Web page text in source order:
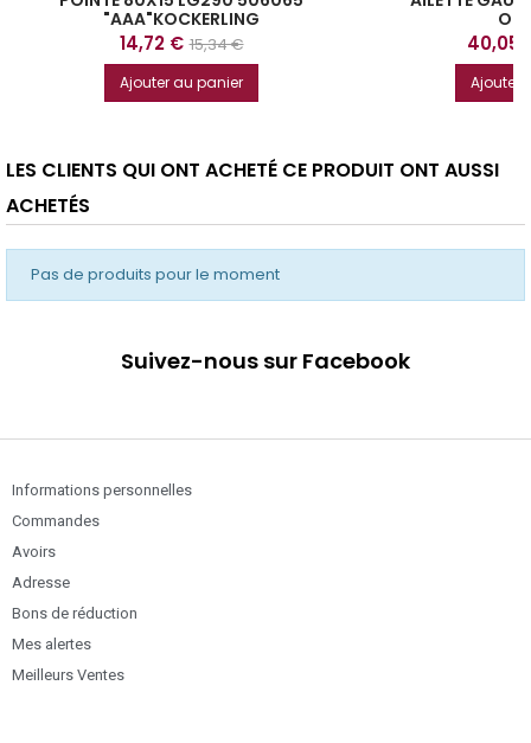
"AAA"KOCKERLING
Prix
14,72 € Prix
de
base
15,34 €
Ajouter au panier
Prix
40,05
Ajouter
LES CLIENTS QUI ONT ACHETÉ CE PRODUIT ONT AUSSI
ACHETÉS
Pas de produits pour le moment
Suivez-nous sur Facebook
Informations personnelles
Commandes
Avoirs
Adresse
Bons de réduction
Mes alertes
Meilleurs Ventes